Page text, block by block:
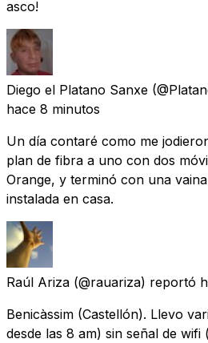
asco!
Diego el Platano Sanxe
hace 8 minutos
Un día contaré como me
plan de fibra a uno con dos
Orange, y terminó con una
instalada en casa.
Raúl Ariza (@rauariza) reportó
Benicàssim (Castellón). Llevo
desde las 8 am) sin señal de